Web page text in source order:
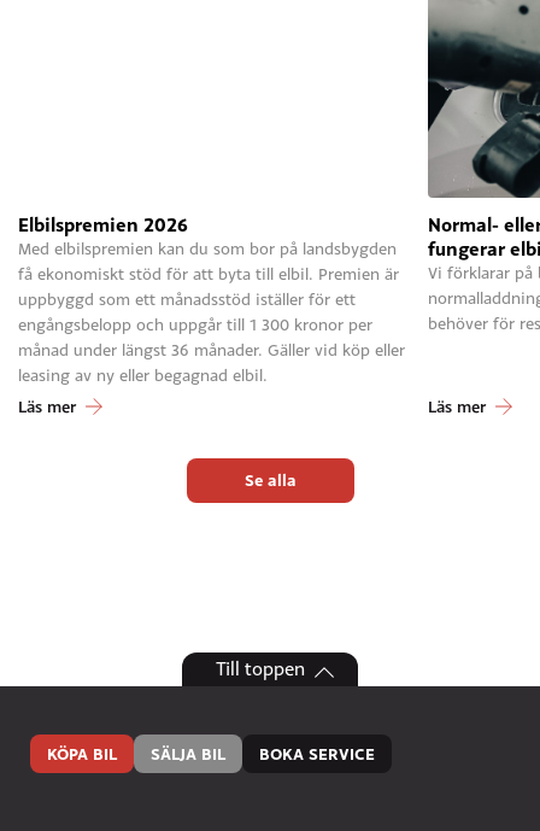
Elbilspremien 2026
Med elbilspremien kan du som bor på landsbygden
få ekonomiskt stöd för att byta till elbil. Premien är
uppbyggd som ett månadsstöd iställer för ett
engångsbelopp och uppgår till 1 300 kronor per
månad under längst 36 månader. Gäller vid köp eller
leasing av ny eller begagnad elbil.
Läs mer
Normal-
fungerar
Vi förklarar på
behöver för
Läs mer
Se alla
Till toppen
KÖPA BIL SÄLJA BIL BOKA SERVICE